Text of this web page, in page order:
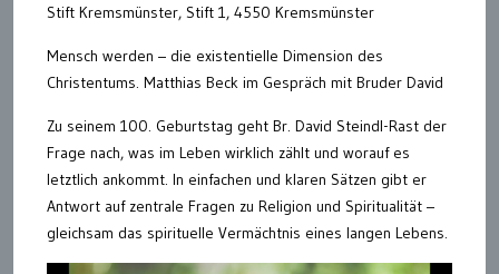
Stift Kremsmünster, Stift 1, 4550 Kremsmünster
Mensch werden – die existentielle Dimension des
Christentums. Matthias Beck im Gespräch mit Bruder David
Zu seinem 100. Geburtstag geht Br. David Steindl-Rast der
Frage nach, was im Leben wirklich zählt und worauf es
letztlich ankommt. In einfachen und klaren Sätzen gibt er
Antwort auf zentrale Fragen zu Religion und Spiritualität –
gleichsam das spirituelle Vermächtnis eines langen Lebens.